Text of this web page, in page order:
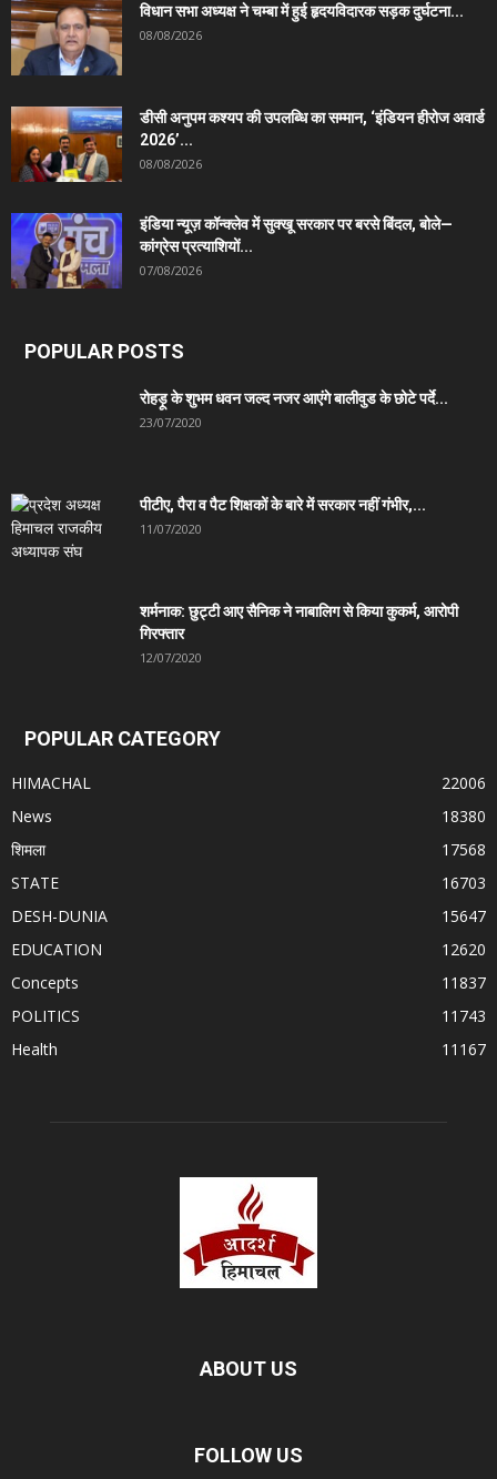
विधान सभा अध्यक्ष ने चम्बा में हुई हृदयविदारक सड़क दुर्घटना...
08/08/2026
डीसी अनुपम कश्यप की उपलब्धि का सम्मान, ‘इंडियन हीरोज अवार्ड
2026’...
08/08/2026
इंडिया न्यूज़ कॉन्क्लेव में सुक्खू सरकार पर बरसे बिंदल, बोले—
कांग्रेस प्रत्याशियों...
07/08/2026
POPULAR POSTS
रोहड़ू के शुभम धवन जल्द नजर आएंगे बालीवुड के छोटे पर्दे...
23/07/2020
पीटीए, पैरा व पैट शिक्षकों के बारे में सरकार नहीं गंभीर,...
11/07/2020
शर्मनाक: छुट्टी आए सैनिक ने नाबालिग से किया कुकर्म, आरोपी
गिरफ्तार
12/07/2020
POPULAR CATEGORY
HIMACHAL
22006
News
18380
शिमला
17568
STATE
16703
DESH-DUNIA
15647
EDUCATION
12620
Concepts
11837
POLITICS
11743
Health
11167
ABOUT US
FOLLOW US